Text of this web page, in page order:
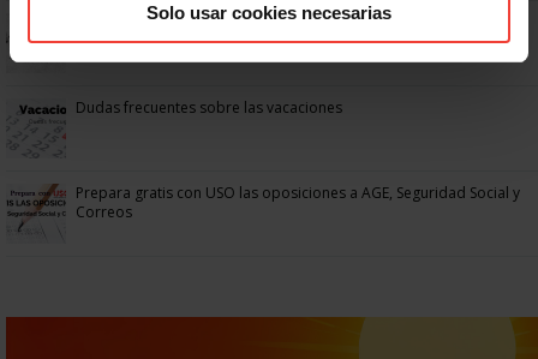
Solo usar cookies necesarias
No: si un festivo cae en sábado, no tienen por qué darte un día
libre
Dudas frecuentes sobre las vacaciones
Prepara gratis con USO las oposiciones a AGE, Seguridad Social y
Correos